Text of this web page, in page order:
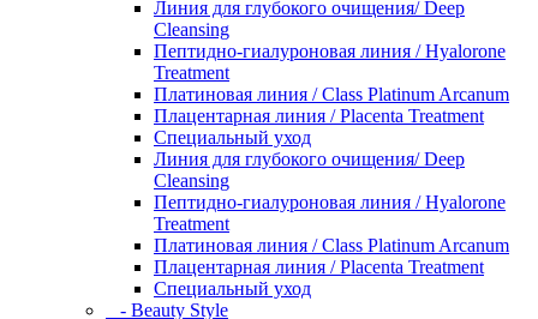
Линия для глубокого очищения/ Deep
Cleansing
Пептидно-гиалуроновая линия / Hyalorone
Treatment
Платиновая линия / Class Platinum Arcanum
Плацентарная линия / Placenta Treatment
Специальный уход
Линия для глубокого очищения/ Deep
Cleansing
Пептидно-гиалуроновая линия / Hyalorone
Treatment
Платиновая линия / Class Platinum Arcanum
Плацентарная линия / Placenta Treatment
Специальный уход
- Beauty Style